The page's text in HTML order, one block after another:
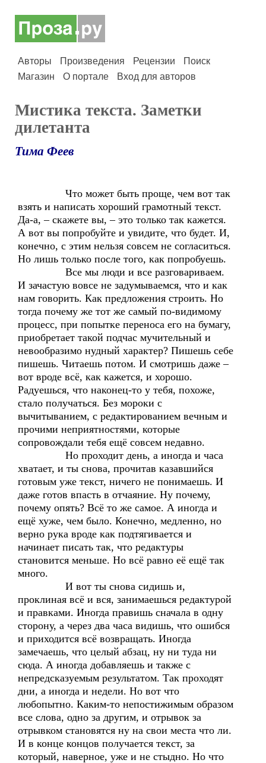
Авторы Произведения Рецензии
Поиск
Магазин
О портале Вход для авторов
Мистика текста. Заметки
дилетанта
Тима Феев
Что может быть проще, чем вот так
взять и написать хороший грамотный текст.
Да-а, – скажете вы, – это только так кажется.
А вот вы попробуйте и увидите, что будет. И,
конечно, с этим нельзя совсем не согласиться.
Но лишь только после того, как попробуешь.
Все мы люди и все разговариваем.
И зачастую вовсе не задумываемся, что и как
нам говорить. Как предложения строить. Но
тогда почему же тот же самый по-видимому
процесс, при попытке переноса его на бумагу,
приобретает такой подчас мучительный и
невообразимо нудный характер? Пишешь себе
пишешь. Читаешь потом. И смотришь даже –
вот вроде всё, как кажется, и хорошо.
Радуешься, что наконец-то у тебя, похоже,
стало получаться. Без мороки с
вычитыванием, с редактированием вечным и
прочими неприятностями, которые
сопровождали тебя ещё совсем недавно.
Но проходит день, а иногда и часа
хватает, и ты снова, прочитав казавшийся
готовым уже текст, ничего не понимаешь. И
даже готов впасть в отчаяние. Ну почему,
почему опять? Всё то же самое. А иногда и
ещё хуже, чем было. Конечно, медленно, но
верно рука вроде как подтягивается и
начинает писать так, что редактуры
становится меньше. Но всё равно её ещё так
много.
И вот ты снова сидишь и,
проклиная всё и вся, занимаешься редактурой
и правками. Иногда правишь сначала в одну
сторону, а через два часа видишь, что ошибся
и приходится всё возвращать. Иногда
замечаешь, что целый абзац, ну ни туда ни
сюда. А иногда добавляешь и также с
непредсказуемым результатом. Так проходят
дни, а иногда и недели. Но вот что
любопытно. Каким-то непостижимым образом
все слова, одно за другим, и отрывок за
отрывком становятся ну на свои места что ли.
И в конце концов получается текст, за
который, наверное, уже и не стыдно. Но что